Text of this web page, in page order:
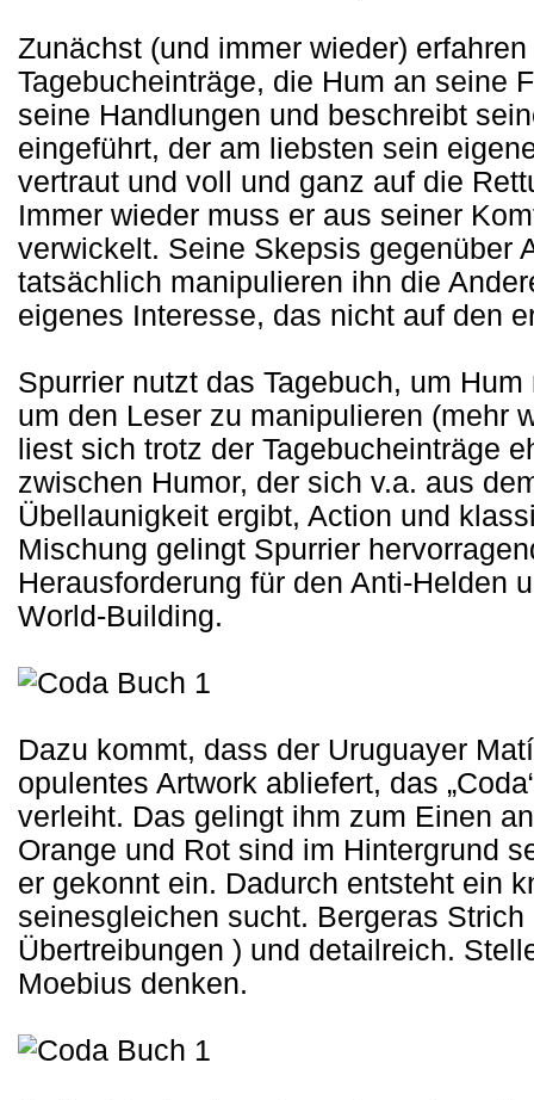
Zunächst (und immer wieder)
Tagebucheinträge, die Hum an seine
seine Handlungen und beschreibt
eingeführt, der am liebsten sein
vertraut und voll und ganz auf die
Immer wieder muss er aus seiner
verwickelt. Seine Skepsis gegenüber
tatsächlich manipulieren ihn die
eigenes Interesse, das nicht auf den
Spurrier nutzt das Tagebuch, um
um den Leser zu manipulieren (mehr
liest sich trotz der Tagebucheinträge
zwischen Humor, der sich v.a. aus
Übellaunigkeit ergibt, Action und
Mischung gelingt Spurrier
Herausforderung für den Anti-Helden
World-Building.
Dazu kommt, dass der Uruguayer
opulentes Artwork abliefert, das
verleiht. Das gelingt ihm zum Einen
Orange und Rot sind im Hintergrund
er gekonnt ein. Dadurch entsteht ein
seinesgleichen sucht. Bergeras
Übertreibungen ) und detailreich.
Moebius denken.